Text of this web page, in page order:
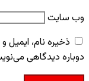
وب‌ سایت
ذخیره نام، ایمیل
دوباره دیدگاهی